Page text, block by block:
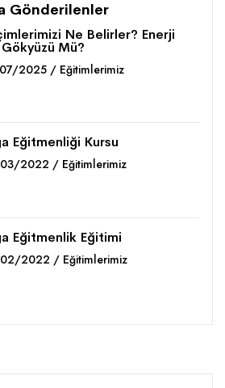
Gönderilenler
Ne Belirler? Enerji
Mü?
2025 / Eğitimlerimiz
Eğitmenliği Kursu
2022 / Eğitimlerimiz
Eğitmenlik Eğitimi
2022 / Eğitimlerimiz